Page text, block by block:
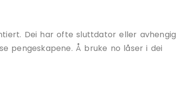
Dei har ofte sluttdator eller avhengig
pengeskapene. Å bruke no låser i dei